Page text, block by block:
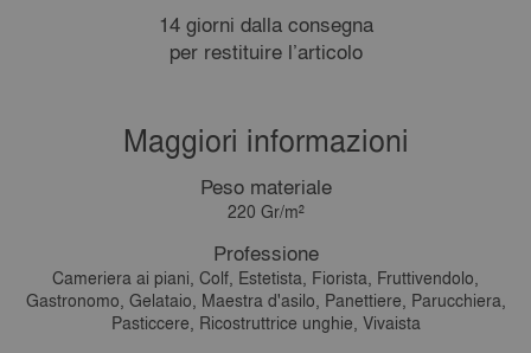
14 giorni dalla consegna
per restituire l’articolo
Maggiori informazioni
Peso materiale
220 Gr/m²
Professione
Cameriera ai piani, Colf, Estetista, Fiorista, Fruttivendolo,
Gastronomo, Gelataio, Maestra d'asilo, Panettiere, Parucchiera,
Pasticcere, Ricostruttrice unghie, Vivaista